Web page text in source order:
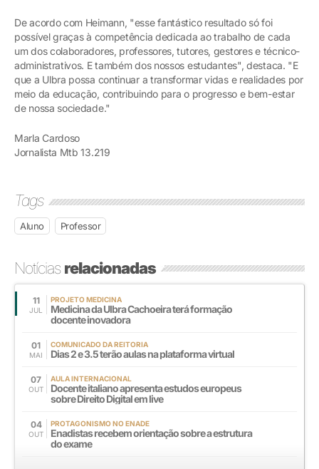
De acordo com Heimann, "esse fantástico resultado só foi
possível graças à competência dedicada ao trabalho de cada
um dos colaboradores, professores, tutores, gestores e técnico-
administrativos. E também dos nossos estudantes", destaca. "E
que a Ulbra possa continuar a transformar vidas e realidades por
meio da educação, contribuindo para o progresso e bem-estar
de nossa sociedade."
Marla Cardoso
Jornalista Mtb 13.219
Tags
Aluno Professor
Notíciasrelacionadas
11
JUL
PROJETO MEDICINA
Medicina da Ulbra Cachoeira terá formação
docente inovadora
01
MAI
COMUNICADO DA REITORIA
Dias 2 e 3.5 terão aulas na plataforma virtual
07
OUT
AULA INTERNACIONAL
Docente italiano apresenta estudos europeus
sobre Direito Digital em live
04
OUT
PROTAGONISMO NO ENADE
Enadistas recebem orientação sobre a estrutura
do exame